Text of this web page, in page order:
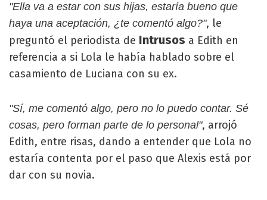
"Ella va a estar con sus hijas, estaría bueno que
haya una aceptación, ¿te comentó algo?", le
preguntó el periodista de Intrusos a Edith en
referencia a si Lola le había hablado sobre el
casamiento de Luciana con su ex.
"Sí, me comentó algo, pero no lo puedo contar. Sé
cosas, pero forman parte de lo personal", arrojó
Edith, entre risas, dando a entender que Lola no
estaría contenta por el paso que Alexis está por
dar con su novia.